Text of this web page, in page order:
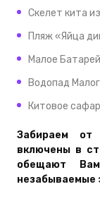
Скелет кита
Пляж «Яйца
Малое
Водопад
Китовое
Забираем от
включены в
обещают
незабываемые